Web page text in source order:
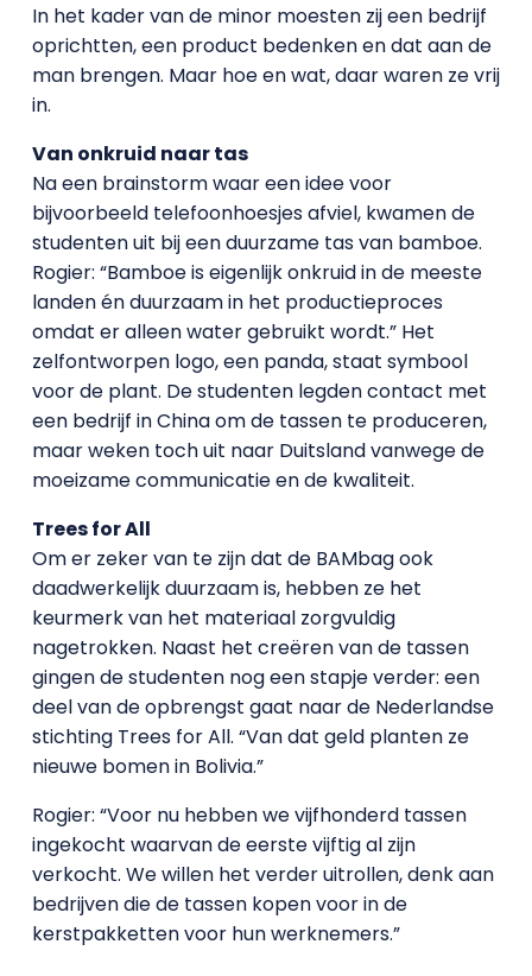
In het kader van de minor moesten zij een bedrijf
oprichtten, een product bedenken en dat aan de
man brengen. Maar hoe en wat, daar waren ze vrij
in.
Van onkruid naar tas
Na een brainstorm waar een idee voor
bijvoorbeeld telefoonhoesjes afviel, kwamen de
studenten uit bij een duurzame tas van bamboe.
Rogier: “Bamboe is eigenlijk onkruid in de meeste
landen én duurzaam in het productieproces
omdat er alleen water gebruikt wordt.” Het
zelfontworpen logo, een panda, staat symbool
voor de plant. De studenten legden contact met
een bedrijf in China om de tassen te produceren,
maar weken toch uit naar Duitsland vanwege de
moeizame communicatie en de kwaliteit.
Trees for All
Om er zeker van te zijn dat de BAMbag ook
daadwerkelijk duurzaam is, hebben ze het
keurmerk van het materiaal zorgvuldig
nagetrokken. Naast het creëren van de tassen
gingen de studenten nog een stapje verder: een
deel van de opbrengst gaat naar de Nederlandse
stichting Trees for All. “Van dat geld planten ze
nieuwe bomen in Bolivia.”
Rogier: “Voor nu hebben we vijfhonderd tassen
ingekocht waarvan de eerste vijftig al zijn
verkocht. We willen het verder uitrollen, denk aan
bedrijven die de tassen kopen voor in de
kerstpakketten voor hun werknemers.”